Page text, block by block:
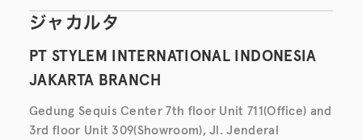
ジャカルタ
PT STYLEM INTERNATIONAL INDONESIA
JAKARTA BRANCH
Gedung Sequis Center 7th floor Unit 711(Office) and
3rd floor Unit 309(Showroom), Jl. Jenderal